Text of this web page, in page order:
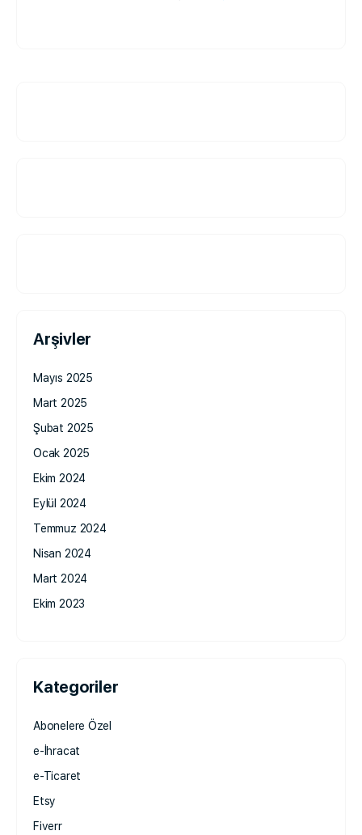
Arşivler
Mayıs 2025
Mart 2025
Şubat 2025
Ocak 2025
Ekim 2024
Eylül 2024
Temmuz 2024
Nisan 2024
Mart 2024
Ekim 2023
Kategoriler
Abonelere Özel
e-İhracat
e-Ticaret
Etsy
Fiverr